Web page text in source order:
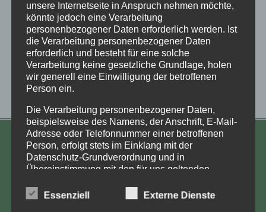
Irrlichtern – Erzählung von Gudrun Güth
KONTAKT
Aufarbeitung und Erforschung
Kinderverschickung e.V.
Anja Röhl
unsere Internetseite in Anspruch nehmen möchte,
könnte jedoch eine Verarbeitung
personenbezogener Daten erforderlich werden. Ist
die Verarbeitung personenbezogener Daten
erforderlich und besteht für eine solche
Verarbeitung keine gesetzliche Grundlage, holen
wir generell eine Einwilligung der betroffenen
Person ein.
Die Verarbeitung personenbezogener Daten,
beispielsweise des Namens, der Anschrift, E-Mail-
Adresse oder Telefonnummer einer betroffenen
Person, erfolgt stets im Einklang mit der
Datenschutz-Grundverordnung und in
Übereinstimmung mit den für uns geltenden
Mittels dieser Datenschutzerklärung möchte unser
Essenziell Externe Dienste